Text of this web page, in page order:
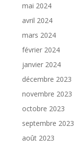
mai 2024
avril 2024
mars 2024
février 2024
janvier 2024
décembre 2023
novembre 2023
octobre 2023
septembre 2023
août 2023